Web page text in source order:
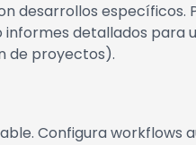
desarrollos
detallados
de proyectos).
Configura workflows